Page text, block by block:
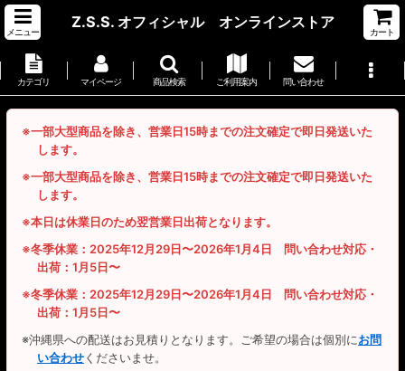
メニュー
Z.S.S. オフィシャル オンラインストア
カート
カテゴリ マイページ 商品検索 ご利用案内 問い合わせ
※一部大型商品を除き、営業日15時までの注文確定で即日発送いた
します。
※一部大型商品を除き、営業日15時までの注文確定で即日発送いた
します。
※本日は休業日のため翌営業日出荷となります。
※冬季休業：2025年12月29日〜2026年1月4日 問い合わせ対応・
出荷：1月5日〜
※冬季休業：2025年12月29日〜2026年1月4日 問い合わせ対応・
出荷：1月5日〜
※沖縄県への配送はお見積りとなります。ご希望の場合は個別にお問
い合わせくださいませ。